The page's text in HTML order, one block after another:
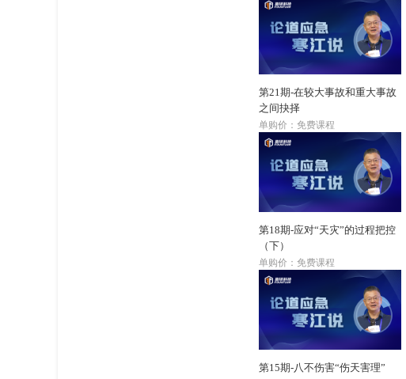
第21期-在较大事故和重大事故
之间抉择
单购价：免费课程
第18期-应对“天灾”的过程把控
（下）
单购价：免费课程
第15期-八不伤害“伤天害理”